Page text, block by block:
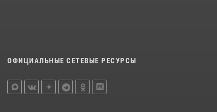
ОФИЦИАЛЬНЫЕ СЕТЕВЫЕ РЕСУРСЫ